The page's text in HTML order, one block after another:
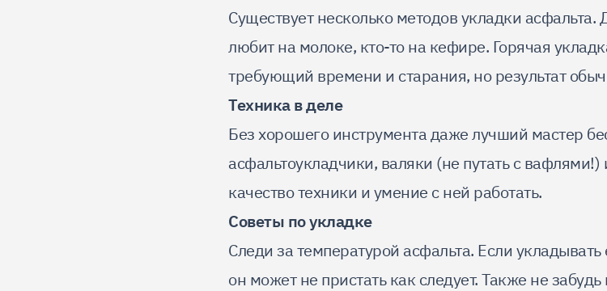
Существует несколько методов укладки асфальта.
любит на молоке, кто-то на кефире. Горячая
требующий времени и старания, но результат
Техника в деле
Без хорошего инструмента даже лучший мастер
асфальтоукладчики, валяки (не путать с
качество техники и умение с ней работать.
Советы по укладке
Следи за температурой асфальта. Если
он может не пристать как следует. Также не